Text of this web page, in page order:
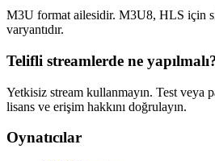
M3U format ailesidir. M3U8, HLS için
varyantıdır.
Telifli streamlerde ne
Yetkisiz stream kullanmayın. Test veya
lisans ve erişim hakkını doğrulayın.
Oynatıcılar